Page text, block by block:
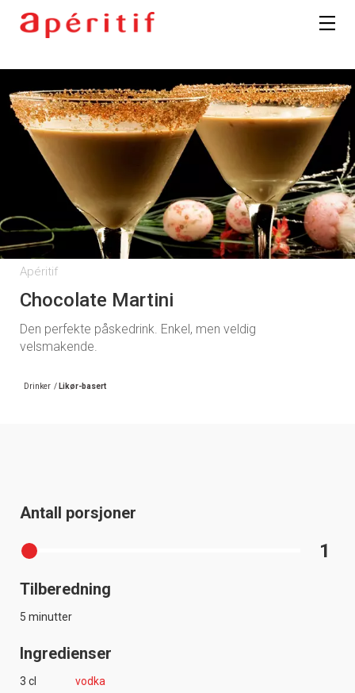
Apéritif
Chocolate Martini
Den perfekte påskedrink. Enkel, men veldig
velsmakende.
Drinker / Likør-basert
Antall porsjoner
1
Tilberedning
5 minutter
Ingredienser
3 cl
vodka